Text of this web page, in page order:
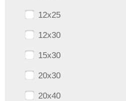
12x25
12x30
15x30
20x30
20x40